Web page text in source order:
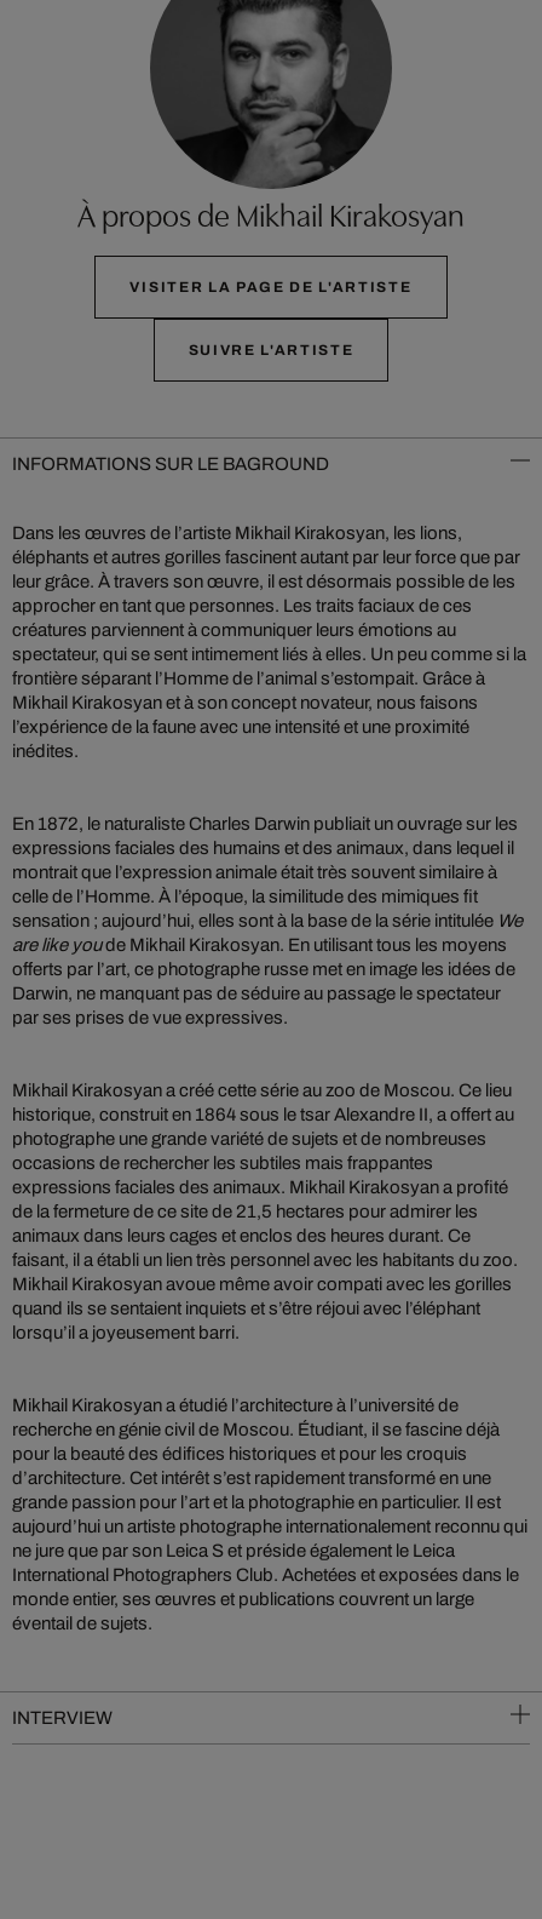
À propos de Mikhail Kirakosyan
VISITER LA PAGE DE L'ARTISTE
SUIVRE L'ARTISTE
INFORMATIONS SUR LE BAGROUND
Dans les œuvres de l’artiste Mikhail Kirakosyan, les lions,
éléphants et autres gorilles fascinent autant par leur force que par
leur grâce. À travers son œuvre, il est désormais possible de les
approcher en tant que personnes. Les traits faciaux de ces
créatures parviennent à communiquer leurs émotions au
spectateur, qui se sent intimement liés à elles. Un peu comme si la
frontière séparant l’Homme de l’animal s’estompait. Grâce à
Mikhail Kirakosyan et à son concept novateur, nous faisons
l’expérience de la faune avec une intensité et une proximité
inédites.
En 1872, le naturaliste Charles Darwin publiait un ouvrage sur les
expressions faciales des humains et des animaux, dans lequel il
montrait que l’expression animale était très souvent similaire à
celle de l’Homme. À l’époque, la similitude des mimiques fit
sensation ; aujourd’hui, elles sont à la base de la série intitulée We
are like youde Mikhail Kirakosyan. En utilisant tous les moyens
offerts par l’art, ce photographe russe met en image les idées de
Darwin, ne manquant pas de séduire au passage le spectateur
par ses prises de vue expressives.
Mikhail Kirakosyan a créé cette série au zoo de Moscou. Ce lieu
historique, construit en 1864 sous le tsar Alexandre II, a offert au
photographe une grande variété de sujets et de nombreuses
occasions de rechercher les subtiles mais frappantes
expressions faciales des animaux. Mikhail Kirakosyan a profité
de la fermeture de ce site de 21,5 hectares pour admirer les
animaux dans leurs cages et enclos des heures durant. Ce
faisant, il a établi un lien très personnel avec les habitants du zoo.
Mikhail Kirakosyan avoue même avoir compati avec les gorilles
quand ils se sentaient inquiets et s’être réjoui avec l’éléphant
lorsqu’il a joyeusement barri.
Mikhail Kirakosyan a étudié l’architecture à l’université de
recherche en génie civil de Moscou. Étudiant, il se fascine déjà
pour la beauté des édifices historiques et pour les croquis
d’architecture. Cet intérêt s’est rapidement transformé en une
grande passion pour l’art et la photographie en particulier. Il est
aujourd’hui un artiste photographe internationalement reconnu qui
ne jure que par son Leica S et préside également le Leica
International Photographers Club. Achetées et exposées dans le
monde entier, ses œuvres et publications couvrent un large
éventail de sujets.
INTERVIEW